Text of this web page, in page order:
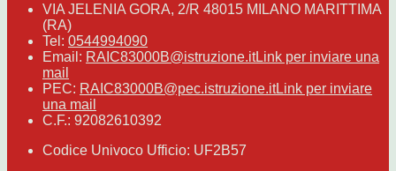
VIA JELENIA GORA, 2/R 48015 MILANO MARITTIMA
(RA)
Tel: 0544994090
Email: RAIC83000B@istruzione.itLink per inviare una
mail
PEC: RAIC83000B@pec.istruzione.itLink per inviare
una mail
C.F.: 92082610392
Codice Univoco Ufficio: UF2B57